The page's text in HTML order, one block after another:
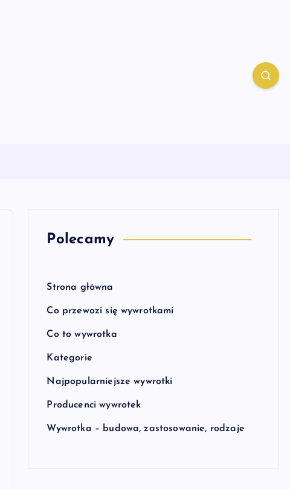
Polecamy
Strona główna
Co przewozi się wywrotkami
Co to wywrotka
Kategorie
Najpopularniejsze wywrotki
Producenci wywrotek
Wywrotka – budowa, zastosowanie, rodzaje